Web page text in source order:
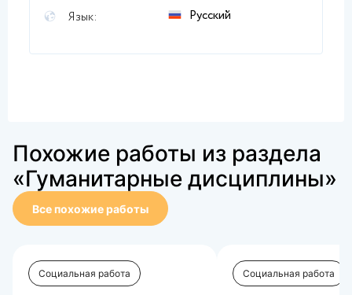
Язык:
Русский
Похожие работы из раздела
«Гуманитарные дисциплины»
Все похожие работы
Социальная работа Социальная работа